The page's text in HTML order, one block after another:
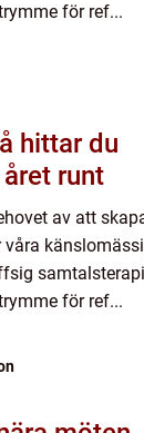
för ref...
runt
av att
för ref...